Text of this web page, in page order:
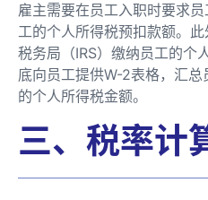
雇主需要在员工入职时要求
工的个人所得税预扣款额。
税务局（IRS）缴纳员工的个
底向员工提供W-2表格，汇
的个人所得税金额。
三、税率计